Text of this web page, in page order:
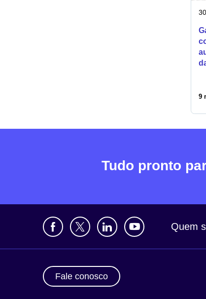
9
Tudo pronto
Quem
Fale conosco